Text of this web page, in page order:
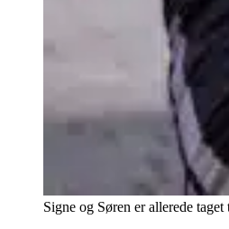
Signe og Søren er allerede